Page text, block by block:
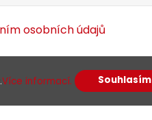
osobních údajů
Více informací. Souhlasím